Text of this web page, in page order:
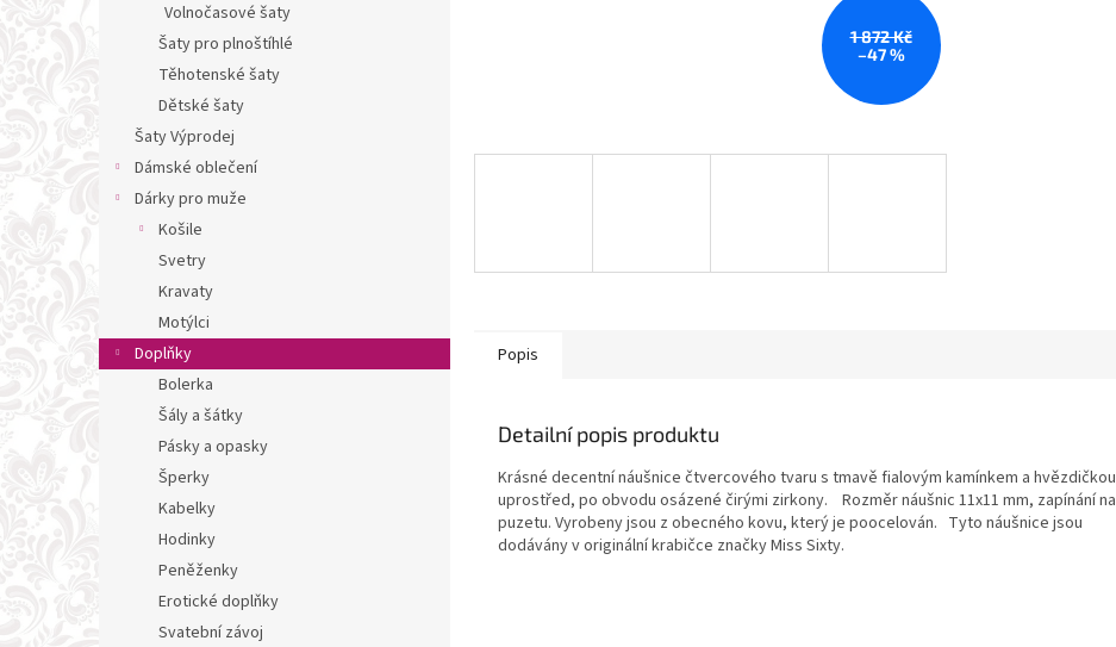
Volnočasové šaty
Šaty pro plnoštíhlé
Těhotenské šaty
Dětské šaty
Šaty Výprodej
Dámské oblečení
Dárky pro muže
Košile
Svetry
Kravaty
Motýlci
Doplňky
Bolerka
Šály a šátky
Pásky a opasky
Šperky
Kabelky
Hodinky
Peněženky
Erotické doplňky
Svatební závoj
1 872 Kč
–47 %
Popis
Detailní popis produktu
Krásné decentní náušnice čtvercového tvaru s tmavě fialovým kamínkem a hvězdičkou
uprostřed, po obvodu osázené čirými zirkony. Rozměr náušnic 11x11 mm, zapínání na
puzetu. Vyrobeny jsou z obecného kovu, který je poocelován. Tyto náušnice jsou
dodávány v originální krabičce značky Miss Sixty.